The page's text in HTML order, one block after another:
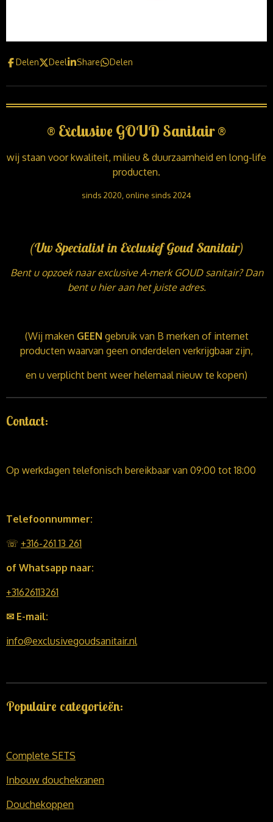
Delen Deel Share Delen
® Exclusive GOUD Sanitair®
wij staan voor kwaliteit, milieu & duurzaamheid en long-life
producten.
sinds 2020, online sinds 2024
(Uw Specialist in Exclusief Goud Sanitair)
Bent u opzoek naar exclusive A-merk GOUD sanitair? Dan
bent u hier aan het juiste adres.
(Wij maken GEEN gebruik van B merken of internet
producten waarvan geen onderdelen verkrijgbaar zijn,
en u verplicht bent weer helemaal nieuw te kopen)
Contact:
Op werkdagen telefonisch bereikbaar van 09:00 tot 18:00
Telefoonnummer:
☏ +316-261 13 261
of Whatsapp naar:
+31626113261
✉ E-mail:
info@exclusivegoudsanitair.nl
Populaire categorieën:
Complete SETS
Inbouw douchekranen
Douchekoppen